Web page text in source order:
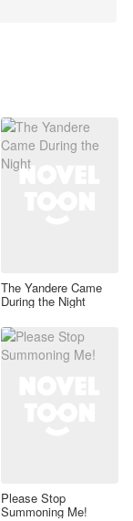
The Yandere Came
During the Night
Please Stop
Summoning Me!